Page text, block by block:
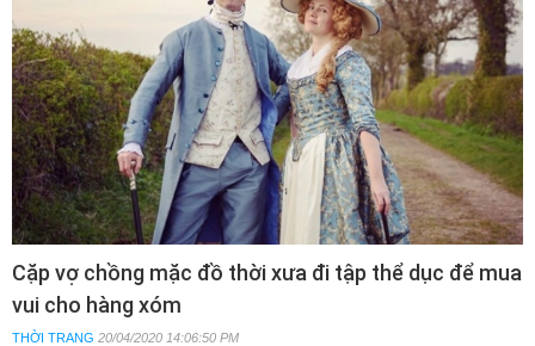
Cặp vợ chồng mặc đồ thời xưa đi tập thể dục để mua
vui cho hàng xóm
THỜI TRANG 20/04/2020 14:06:50 PM